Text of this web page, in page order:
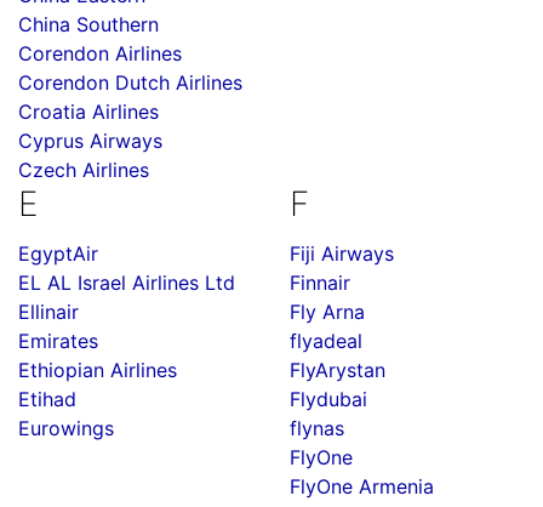
China Southern
Corendon Airlines
Corendon Dutch Airlines
Croatia Airlines
Cyprus Airways
Czech Airlines
E
EgyptAir
EL AL Israel Airlines Ltd
Ellinair
Emirates
Ethiopian Airlines
Etihad
Eurowings
F
Fiji Airways
Finnair
Fly Arna
flyadeal
FlyArystan
Flydubai
flynas
FlyOne
FlyOne Armenia